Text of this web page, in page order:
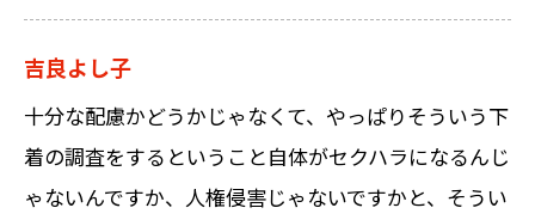
吉良よし子
十分な配慮かどうかじゃなくて、やっぱりそういう下
着の調査をするということ自体がセクハラになるんじ
ゃないんですか、人権侵害じゃないですかと、そうい